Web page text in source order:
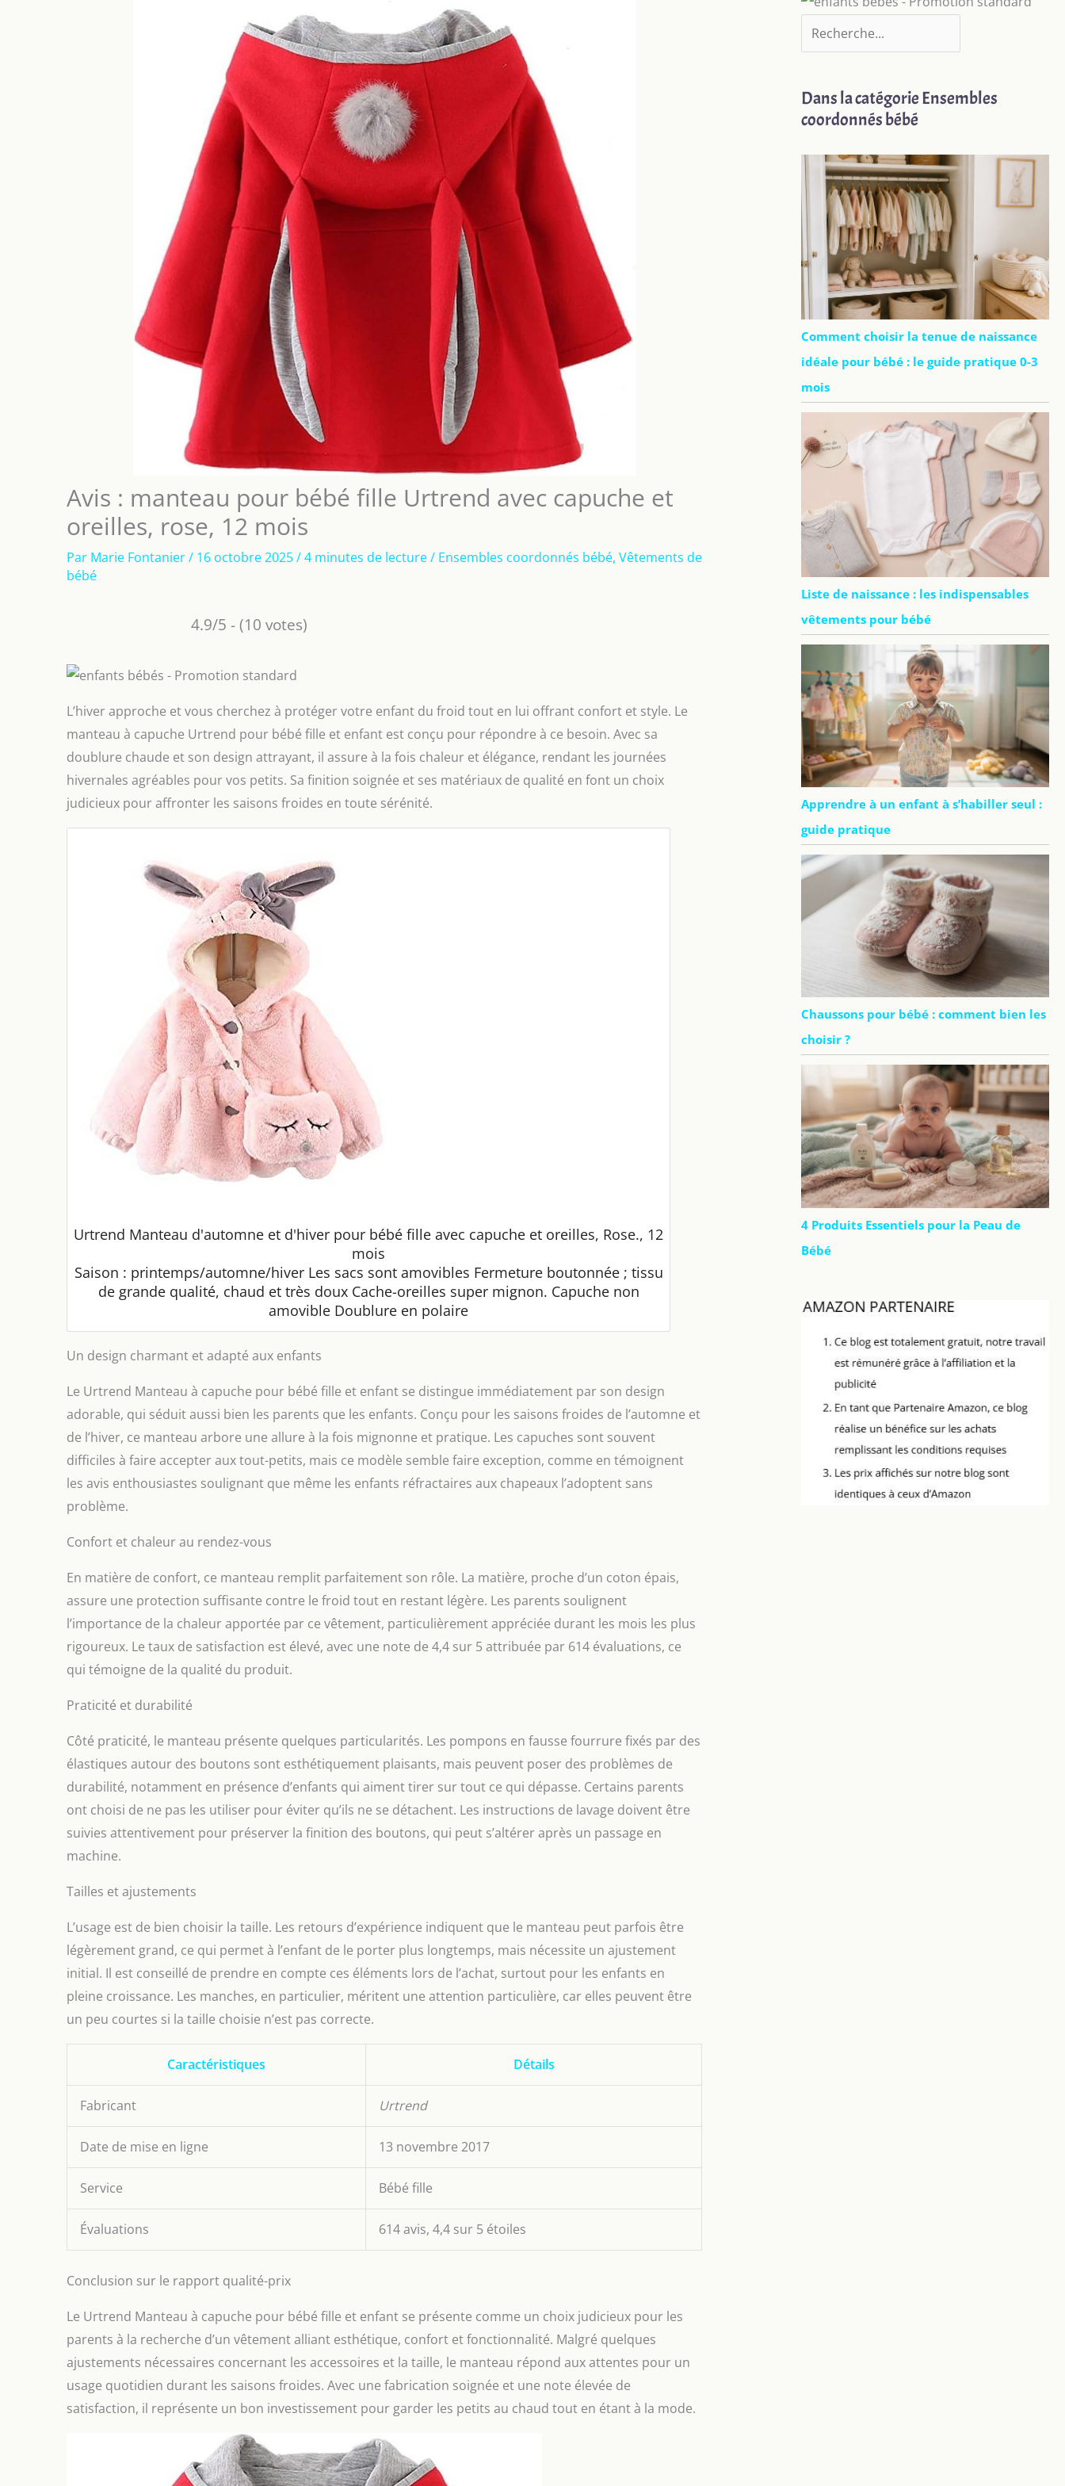
Avis : manteau pour bébé fille Urtrend avec capuche et
oreilles, rose, 12 mois
Par Marie Fontanier/ 16 octobre 2025/4 minutes de lecture/ Ensembles coordonnés bébé, Vêtements de
bébé
4.9/5 - (10 votes)
L’hiver approche et vous cherchez à protéger votre enfant du froid tout en lui offrant confort et style. Le
manteau à capuche Urtrend pour bébé fille et enfant est conçu pour répondre à ce besoin. Avec sa
doublure chaude et son design attrayant, il assure à la fois chaleur et élégance, rendant les journées
hivernales agréables pour vos petits. Sa finition soignée et ses matériaux de qualité en font un choix
judicieux pour affronter les saisons froides en toute sérénité.
Urtrend Manteau d'automne et d'hiver pour bébé fille avec capuche et oreilles, Rose., 12
mois
Saison : printemps/automne/hiver Les sacs sont amovibles Fermeture boutonnée ; tissu
de grande qualité, chaud et très doux Cache-oreilles super mignon. Capuche non
amovible Doublure en polaire
Un design charmant et adapté aux enfants
Le Urtrend Manteau à capuche pour bébé fille et enfant se distingue immédiatement par son design
adorable, qui séduit aussi bien les parents que les enfants. Conçu pour les saisons froides de l’automne et
de l’hiver, ce manteau arbore une allure à la fois mignonne et pratique. Les capuches sont souvent
difficiles à faire accepter aux tout-petits, mais ce modèle semble faire exception, comme en témoignent
les avis enthousiastes soulignant que même les enfants réfractaires aux chapeaux l’adoptent sans
problème.
Confort et chaleur au rendez-vous
En matière de confort, ce manteau remplit parfaitement son rôle. La matière, proche d’un coton épais,
assure une protection suffisante contre le froid tout en restant légère. Les parents soulignent
l’importance de la chaleur apportée par ce vêtement, particulièrement appréciée durant les mois les plus
rigoureux. Le taux de satisfaction est élevé, avec une note de 4,4 sur 5 attribuée par 614 évaluations, ce
qui témoigne de la qualité du produit.
Praticité et durabilité
Côté praticité, le manteau présente quelques particularités. Les pompons en fausse fourrure fixés par des
élastiques autour des boutons sont esthétiquement plaisants, mais peuvent poser des problèmes de
durabilité, notamment en présence d’enfants qui aiment tirer sur tout ce qui dépasse. Certains parents
ont choisi de ne pas les utiliser pour éviter qu’ils ne se détachent. Les instructions de lavage doivent être
suivies attentivement pour préserver la finition des boutons, qui peut s’altérer après un passage en
machine.
Tailles et ajustements
L’usage est de bien choisir la taille. Les retours d’expérience indiquent que le manteau peut parfois être
légèrement grand, ce qui permet à l’enfant de le porter plus longtemps, mais nécessite un ajustement
initial. Il est conseillé de prendre en compte ces éléments lors de l’achat, surtout pour les enfants en
pleine croissance. Les manches, en particulier, méritent une attention particulière, car elles peuvent être
un peu courtes si la taille choisie n’est pas correcte.
Caractéristiques Détails
Fabricant Urtrend
Date de mise en ligne 13 novembre 2017
Service Bébé fille
Évaluations 614 avis, 4,4 sur 5 étoiles
Conclusion sur le rapport qualité-prix
Le Urtrend Manteau à capuche pour bébé fille et enfant se présente comme un choix judicieux pour les
parents à la recherche d’un vêtement alliant esthétique, confort et fonctionnalité. Malgré quelques
ajustements nécessaires concernant les accessoires et la taille, le manteau répond aux attentes pour un
usage quotidien durant les saisons froides. Avec une fabrication soignée et une note élevée de
satisfaction, il représente un bon investissement pour garder les petits au chaud tout en étant à la mode.
Dans la catégorie Ensembles
coordonnés bébé
Comment choisir la tenue de naissance
idéale pour bébé : le guide pratique 0-3
mois
Liste de naissance : les indispensables
vêtements pour bébé
Apprendre à un enfant à s’habiller seul :
guide pratique
Chaussons pour bébé : comment bien les
choisir ?
4 Produits Essentiels pour la Peau de
Bébé